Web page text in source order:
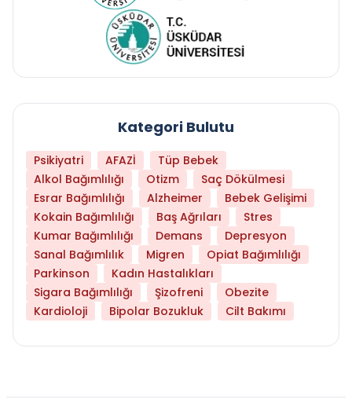
Kategori Bulutu
Psikiyatri AFAZİ
Tüp Bebek
Alkol Bağımlılığı
Otizm
Saç Dökülmesi
Esrar Bağımlılığı
Alzheimer
Bebek Gelişimi
Kokain Bağımlılığı
Baş Ağrıları
Stres
Kumar Bağımlılığı
Demans
Depresyon
Sanal Bağımlılık
Migren
Opiat Bağımlılığı
Parkinson
Kadın Hastalıkları
Sigara Bağımlılığı
Şizofreni
Obezite
Kardioloji
Bipolar Bozukluk Cilt Bakımı